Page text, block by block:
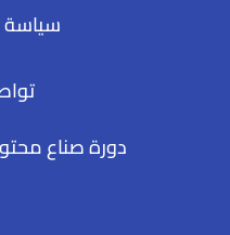
دورة صناع